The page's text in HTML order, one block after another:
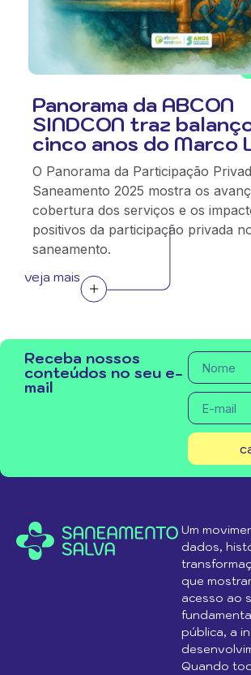
Panorama da ABCON
SINDCON traz
cinco anos do Marco
O Panorama da Participação
Saneamento 2025 mostra os
cobertura dos serviços e os
positivos da participação privada
saneamento.
veja mais
Receba nossos
conteúdos no seu e-
mail
Um
dados,
que
acesso ao
pública, a
Quando